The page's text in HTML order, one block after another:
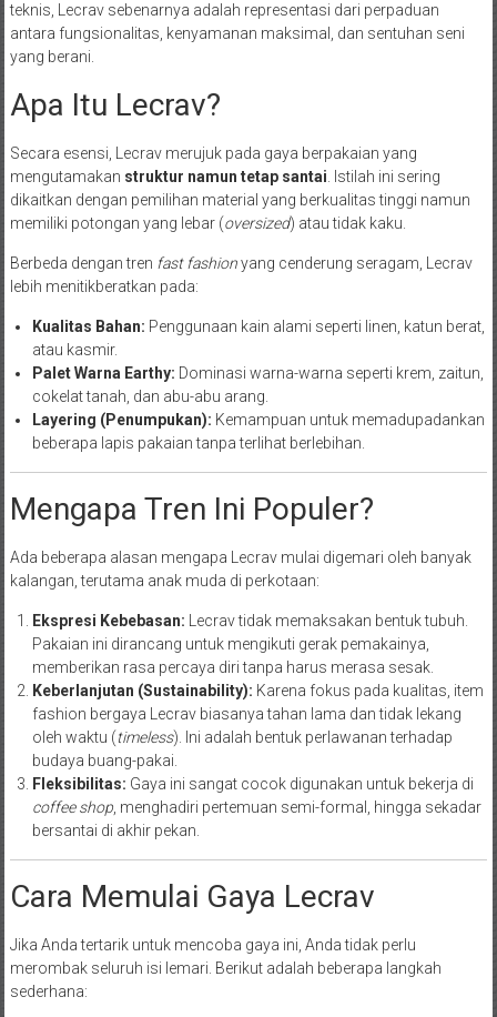
teknis, Lecrav sebenarnya adalah representasi dari perpaduan
antara fungsionalitas, kenyamanan maksimal, dan sentuhan seni
yang berani.
Apa Itu Lecrav?
Secara esensi, Lecrav merujuk pada gaya berpakaian yang
mengutamakan struktur namun tetap santai. Istilah ini sering
dikaitkan dengan pemilihan material yang berkualitas tinggi namun
memiliki potongan yang lebar (oversized) atau tidak kaku.
Berbeda dengan tren fast fashionyang cenderung seragam, Lecrav
lebih menitikberatkan pada:
Kualitas Bahan: Penggunaan kain alami seperti linen, katun berat,
atau kasmir.
Palet Warna Earthy: Dominasi warna-warna seperti krem, zaitun,
cokelat tanah, dan abu-abu arang.
Layering (Penumpukan): Kemampuan untuk memadupadankan
beberapa lapis pakaian tanpa terlihat berlebihan.
Mengapa Tren Ini Populer?
Ada beberapa alasan mengapa Lecrav mulai digemari oleh banyak
kalangan, terutama anak muda di perkotaan:
Ekspresi Kebebasan: Lecrav tidak memaksakan bentuk tubuh.
Pakaian ini dirancang untuk mengikuti gerak pemakainya,
memberikan rasa percaya diri tanpa harus merasa sesak.
Keberlanjutan (Sustainability): Karena fokus pada kualitas, item
fashion bergaya Lecrav biasanya tahan lama dan tidak lekang
oleh waktu (timeless). Ini adalah bentuk perlawanan terhadap
budaya buang-pakai.
Fleksibilitas: Gaya ini sangat cocok digunakan untuk bekerja di
coffee shop, menghadiri pertemuan semi-formal, hingga sekadar
bersantai di akhir pekan.
Cara Memulai Gaya Lecrav
Jika Anda tertarik untuk mencoba gaya ini, Anda tidak perlu
merombak seluruh isi lemari. Berikut adalah beberapa langkah
sederhana: